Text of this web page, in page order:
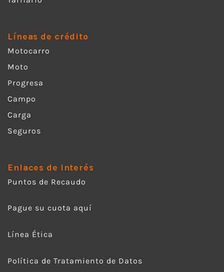
Líneas de crédito
Motocarro
Moto
Progresa
Campo
Carga
Seguros
Enlaces de interés
Puntos de Recaudo
Pague su cuota aquí
Línea Ética
Política de Tratamiento de Datos